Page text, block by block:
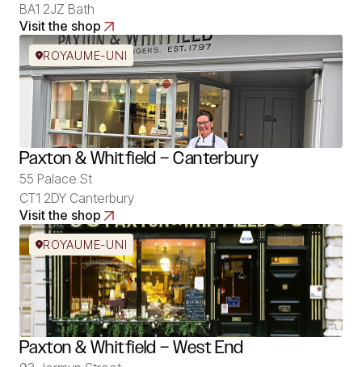
BA1 2JZ Bath
Visit the shop
ROYAUME-UNI
Paxton & Whitfield – Canterbury
55 Palace St
CT1 2DY Canterbury
Visit the shop
ROYAUME-UNI
Paxton & Whitfield – West End